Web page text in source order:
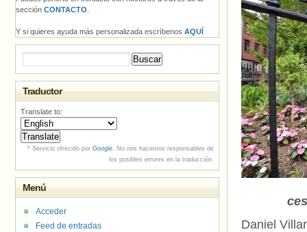
Daniel
sección CONTACTO
Y si quieres ayuda más personalizada escríbenos AQUÍ
Traductor
Translate to:
* Servicio ofrecido por Google. No nos hacemos responsables de
los posibles errores en la traducción.
Menú
Acceder
Feed de entradas